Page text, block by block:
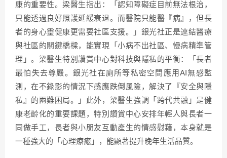
康的重要性。梁醫生指出：「認知障礙症目前無法根治，
只能透過良好照護延緩衰退。而醫院只能醫『病』，但長
者的身心靈健康更需要社區支援。」銀光社正是連結醫療
與社區的關鍵橋樑，能實現「小病不出社區、慢病精準管
理」。梁醫生特別讚賞中心對科技與隱私的平衡：「長者
最怕失去尊嚴。銀光社在廁所等私密空間應用AI無感監
測，在不錄影的情況下感應跌倒風險，解決了『安全與隱
私』的兩難困局。」此外，梁醫生強調「跨代共融」是健
康老齡化的重要課題，特別讚賞中心安排年輕人與長者一
同做手工，長者與小朋友互動產生的情感慰藉，本身就是
一種強大的「心理療癒」，能顯著提升晚年生活品質。